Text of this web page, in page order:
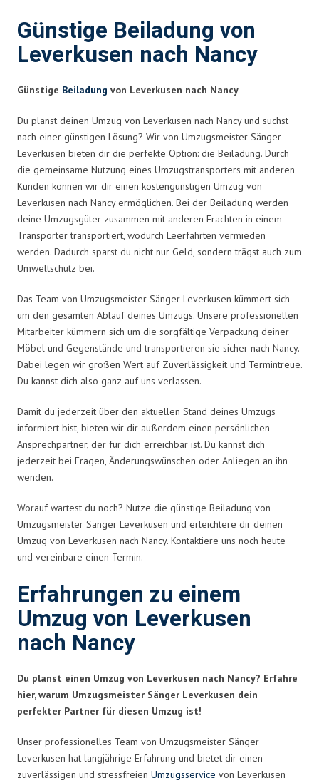
Günstige Beiladung von
Leverkusen nach Nancy
Günstige Beiladung von Leverkusen nach Nancy
Du planst deinen Umzug von Leverkusen nach Nancy und suchst
nach einer günstigen Lösung? Wir von Umzugsmeister Sänger
Leverkusen bieten dir die perfekte Option: die Beiladung. Durch
die gemeinsame Nutzung eines Umzugstransporters mit anderen
Kunden können wir dir einen kostengünstigen Umzug von
Leverkusen nach Nancy ermöglichen. Bei der Beiladung werden
deine Umzugsgüter zusammen mit anderen Frachten in einem
Transporter transportiert, wodurch Leerfahrten vermieden
werden. Dadurch sparst du nicht nur Geld, sondern trägst auch zum
Umweltschutz bei.
Das Team von Umzugsmeister Sänger Leverkusen kümmert sich
um den gesamten Ablauf deines Umzugs. Unsere professionellen
Mitarbeiter kümmern sich um die sorgfältige Verpackung deiner
Möbel und Gegenstände und transportieren sie sicher nach Nancy.
Dabei legen wir großen Wert auf Zuverlässigkeit und Termintreue.
Du kannst dich also ganz auf uns verlassen.
Damit du jederzeit über den aktuellen Stand deines Umzugs
informiert bist, bieten wir dir außerdem einen persönlichen
Ansprechpartner, der für dich erreichbar ist. Du kannst dich
jederzeit bei Fragen, Änderungswünschen oder Anliegen an ihn
wenden.
Worauf wartest du noch? Nutze die günstige Beiladung von
Umzugsmeister Sänger Leverkusen und erleichtere dir deinen
Umzug von Leverkusen nach Nancy. Kontaktiere uns noch heute
und vereinbare einen Termin.
Erfahrungen zu einem
Umzug von Leverkusen
nach Nancy
Du planst einen Umzug von Leverkusen nach Nancy? Erfahre
hier, warum Umzugsmeister Sänger Leverkusen dein
perfekter Partner für diesen Umzug ist!
Unser professionelles Team von Umzugsmeister Sänger
Leverkusen hat langjährige Erfahrung und bietet dir einen
zuverlässigen und stressfreien Umzugsservice von Leverkusen